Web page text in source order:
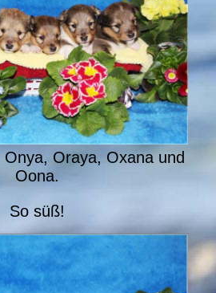
Oraya, Oxana und
Oona.
So süß!